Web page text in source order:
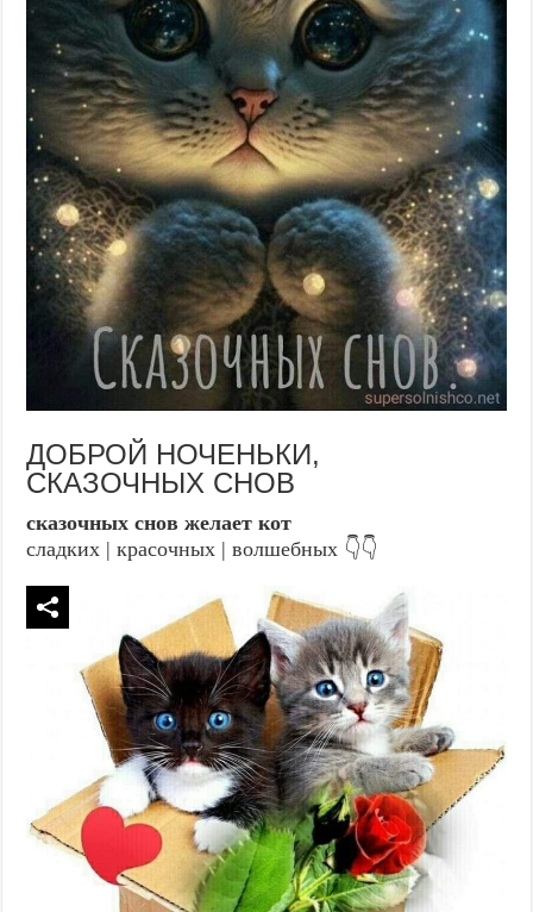
ДОБРОЙ НОЧЕНЬКИ,
СКАЗОЧНЫХ СНОВ
сказочных снов желает кот
сладких | красочных | волшебных 👇👇